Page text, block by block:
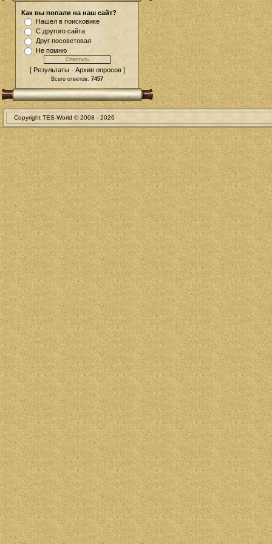
Как вы попали на наш сайт?
Нашел в поисковике
С другого сайта
Друг посоветовал
Не помню
[ Результаты · Архив опросов ]
Всего ответов: 7457
Copyright TES-World © 2008 - 2026